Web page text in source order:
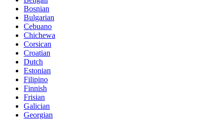
Bosnian
Bulgarian
Cebuano
Chichewa
Corsican
Croatian
Dutch
Estonian
Filipino
Finnish
Frisian
Galician
Georgian